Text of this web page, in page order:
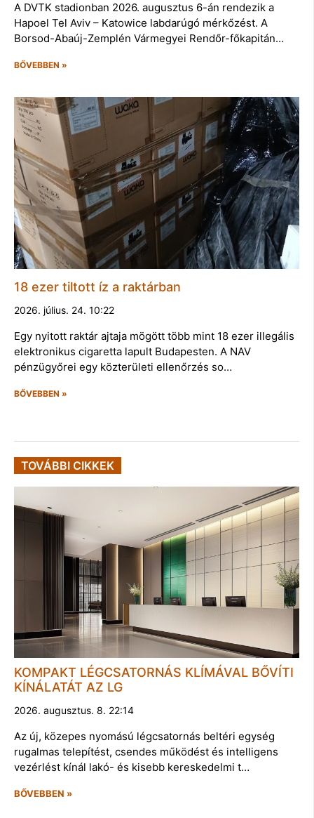
A DVTK stadionban 2026. augusztus 6-án rendezik a
Hapoel Tel Aviv – Katowice labdarúgó mérkőzést. A
Borsod-Abaúj-Zemplén Vármegyei Rendőr-főkapitán…
BŐVEBBEN »
18 ezer tiltott íz a raktárban
2026. július. 24. 10:22
Egy nyitott raktár ajtaja mögött több mint 18 ezer illegális
elektronikus cigaretta lapult Budapesten. A NAV
pénzügyőrei egy közterületi ellenőrzés so…
BŐVEBBEN »
TOVÁBBI CIKKEK
KOMPAKT LÉGCSATORNÁS KLÍMÁVAL BŐVÍTI
KÍNÁLATÁT AZ LG
2026. augusztus. 8. 22:14
Az új, közepes nyomású légcsatornás beltéri egység
rugalmas telepítést, csendes működést és intelligens
vezérlést kínál lakó- és kisebb kereskedelmi t…
BŐVEBBEN »